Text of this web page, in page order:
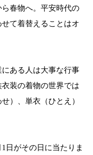
春物へ。平安時代の
て着替えることはオ
ある人は大事な行事
装の着物の世界では
）、単衣（ひとえ）
日がその日に当たりま